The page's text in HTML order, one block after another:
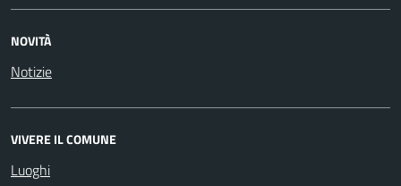
NOVITÀ
Notizie
VIVERE IL COMUNE
Luoghi